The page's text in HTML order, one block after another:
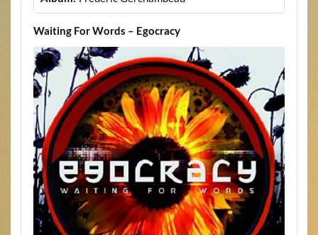
Waiting For Words – Egocracy